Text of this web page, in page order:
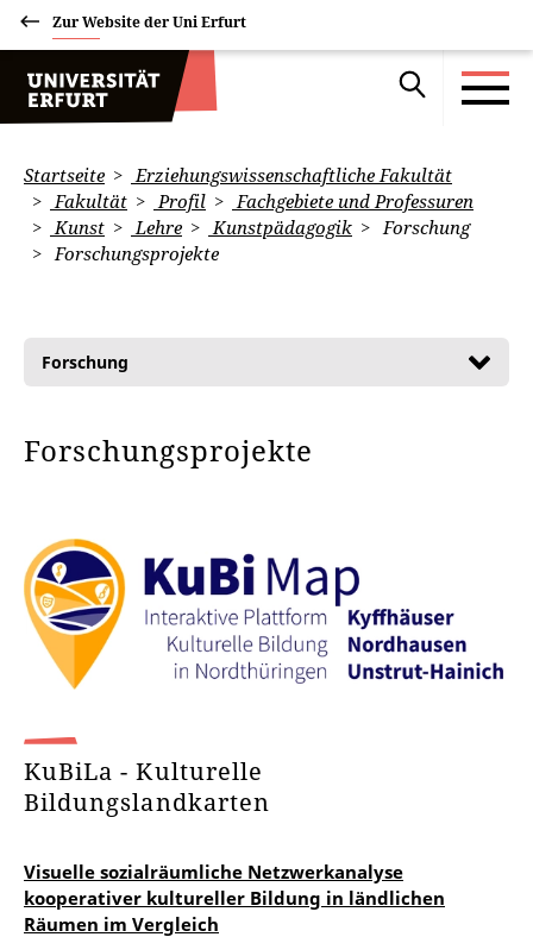
Zur Website der Uni Erfurt
Startseite
Erziehungswissenschaftliche Fakultät
Fakultät
Profil
Fachgebiete und Professuren
Kunst
Lehre Kunstpädagogik
Forschung
Forschungsprojekte
Forschung
Forschungsprojekte
KuBiLa - Kulturelle
Bildungslandkarten
Visuelle sozialräumliche Netzwerkanalyse
kooperativer kultureller Bildung in ländlichen
Räumen im Vergleich